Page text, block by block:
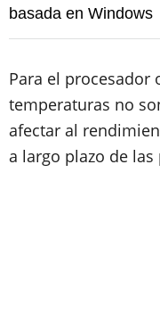
basada en Windows
Para el procesador
temperaturas no
afectar al
a largo plazo de las